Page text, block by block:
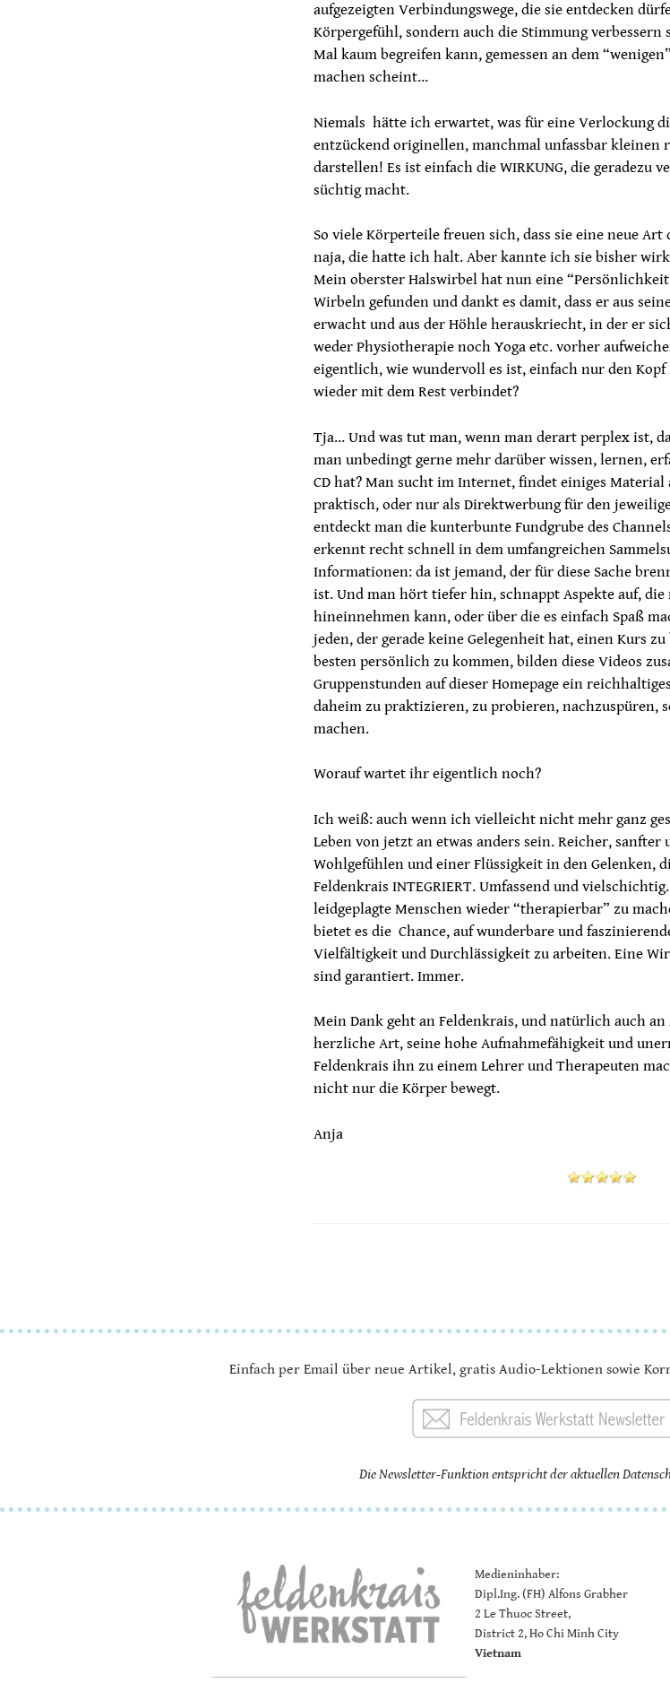
aufgezeigten Verbindungswege, die sie entdecken
Körpergefühl, sondern auch die Stimmung verbessern
Mal kaum begreifen kann, gemessen an dem
machen scheint…
Niemals hätte ich erwartet, was für eine Verlockung
entzückend originellen, manchmal unfassbar kleinen
darstellen! Es ist einfach die WIRKUNG, die geradezu
süchtig macht.
So viele Körperteile freuen sich, dass sie eine neue
naja, die hatte ich halt. Aber kannte ich sie bisher
Mein oberster Halswirbel hat nun eine
Wirbeln gefunden und dankt es damit, dass er aus
erwacht und aus der Höhle herauskriecht, in der er
weder Physiotherapie noch Yoga etc. vorher
eigentlich, wie wundervoll es ist, einfach nur den
wieder mit dem Rest verbindet?
Tja… Und was tut man, wenn man derart perplex ist,
man unbedingt gerne mehr darüber wissen, lernen,
CD hat? Man sucht im Internet, findet einiges
praktisch, oder nur als Direktwerbung für den
entdeckt man die kunterbunte Fundgrube des
erkennt recht schnell in dem umfangreichen
Informationen: da ist jemand, der für diese Sache
ist. Und man hört tiefer hin, schnappt Aspekte auf,
hineinnehmen kann, oder über die es einfach Spaß
jeden, der gerade keine Gelegenheit hat, einen Kurs
besten persönlich zu kommen, bilden diese Videos
Gruppenstunden auf dieser Homepage ein
daheim zu praktizieren, zu probieren, nachzuspüren,
machen.
Worauf wartet ihr eigentlich noch?
Ich weiß: auch wenn ich vielleicht nicht mehr ganz
Leben von jetzt an etwas anders sein. Reicher,
Wohlgefühlen und einer Flüssigkeit in den Gelenken,
Feldenkrais INTEGRIERT. Umfassend und
leidgeplagte Menschen wieder “therapierbar” zu
bietet es die Chance, auf wunderbare und
Vielfältigkeit und Durchlässigkeit zu arbeiten. Eine
sind garantiert. Immer.
Mein Dank geht an Feldenkrais, und natürlich auch
herzliche Art, seine hohe Aufnahmefähigkeit und
Feldenkrais ihn zu einem Lehrer und Therapeuten
nicht nur die Körper bewegt.
Anja
Einfach per Email über neue Artikel, gratis Audio-Lektionen sowie
Die Newsletter-Funktion entspricht der aktuellen
Medieninhaber:
Dipl.Ing. (FH) Alfons Grabher
2 Le Thuoc Street,
District 2, Ho Chi Minh City
Vietnam